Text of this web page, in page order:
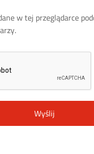
w tej przeglądarce